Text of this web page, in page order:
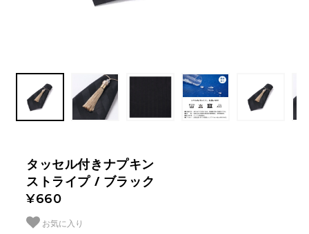
タッセル付きナプキン
ストライプ / ブラック
¥660
お気に入り